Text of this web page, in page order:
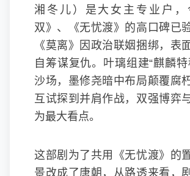
湘冬儿）是大女主专业户，
双》、《无忧渡》的高口碑已
《莫离》因政治联姻捆绑，表
自筹谋复仇。叶璃组建“麒麟
沙场，墨修尧暗中布局颠覆腐
互试探到并肩作战，双强博弈
为最大看点。
这部剧为了共用《无忧渡》的
景改成了唐朝，从路透来看，